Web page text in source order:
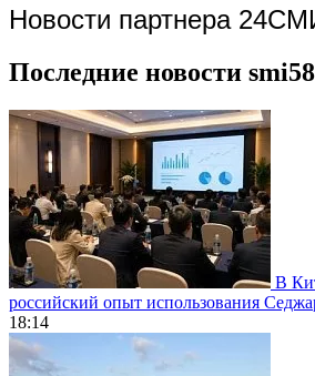
Новости партнера
Последние новости
В
российский опыт использования
18:14